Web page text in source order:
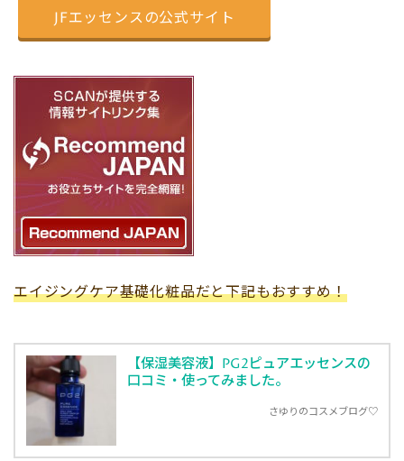
JFエッセンスの公式サイト
エイジングケア基礎化粧品だと下記もおすすめ！
【保湿美容液】PG2ピュアエッセンスの
口コミ・使ってみました。
さゆりのコスメブログ♡